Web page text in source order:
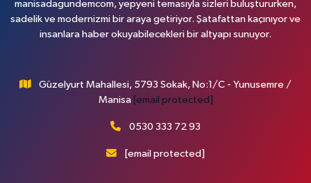
manisadagundemcom, yepyeni temasıyla sizleri buluştururken,
sadelik ve modernizmi bir araya getiriyor. Şatafattan kaçınıyor ve
insanlara haber okuyabilecekleri bir altyapı sunuyor.
Güzelyurt Mahallesi, 5793 Sokak, No:1/C - Yunusemre /
Manisa [email protected]
0530 333 72 93
[email protected]